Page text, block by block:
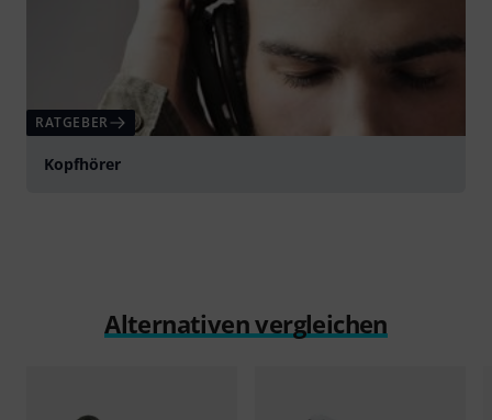
RATGEBER
Kopfhörer
Alternativen vergleichen